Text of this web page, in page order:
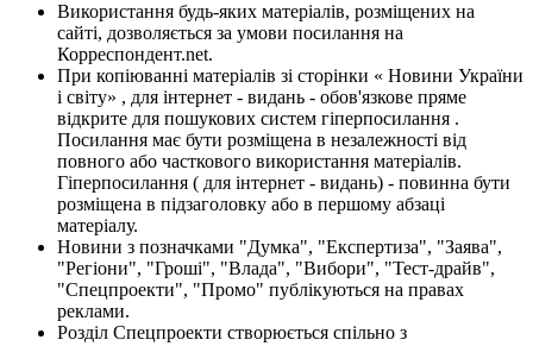
Використання будь-яких матеріалів, розміщених на
сайті, дозволяється за умови посилання на
Корреспондент.net.
При копіюванні матеріалів зі сторінки « Новини України
і світу» , для інтернет - видань - обов'язкове пряме
відкрите для пошукових систем гіперпосилання .
Посилання має бути розміщена в незалежності від
повного або часткового використання матеріалів.
Гіперпосилання ( для інтернет - видань) - повинна бути
розміщена в підзаголовку або в першому абзаці
матеріалу.
Новини з позначками "Думка", "Експертиза", "Заява",
"Регіони", "Гроші", "Влада", "Вибори", "Тест-драйв",
"Спецпроекти", "Промо" публікуються на правах
реклами.
Розділ Спецпроекти створюється спільно з